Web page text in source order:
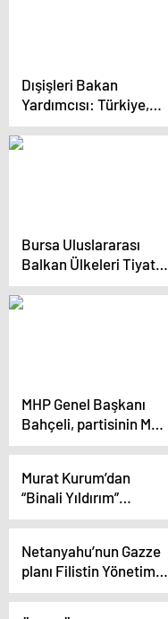
Dışişleri Bakan
Yardımcısı: Türkiye,
İsrail’in Filistin’e
yönelik saldırılarına en
Bursa Uluslararası
Balkan Ülkeleri Tiyatro
Festivali Başladı
MHP Genel Başkanı
Bahçeli, partisinin MYK
ve MDK toplantısının
Murat Kurum’dan
“Binali Yıldırım”
sorusuna yanıt:
yanına geçmesini
söyledim, gülerek bu
kriz yaşanır mı?
Netanyahu’nun Gazze
planı Filistin Yönetimi
tarafından